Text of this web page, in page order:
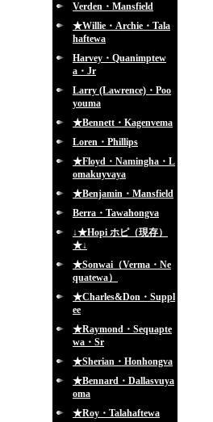
Verden・Mansfield
★Willie・Archie・Tala
haftewa
Harvey・Quanimptew
a・Jr
Larry (Lawrence)・Poo
youma
★Bennett・Kagenvema
Loren・Phillips
★Floyd・Namingha・L
omakuyvaya
★Benjamin・Mansfield
Berra・Tawahongva
↓★Hopi ホピ（現存）
★↓
★Sonwai（Verma・Ne
quatewa）
★Charles&Don・Suppl
ee
★Raymond・Sequapte
wa・Sr
★Sherian・Honhongva
★Bennard・Dallasvuya
oma
★Roy・Talahaftewa